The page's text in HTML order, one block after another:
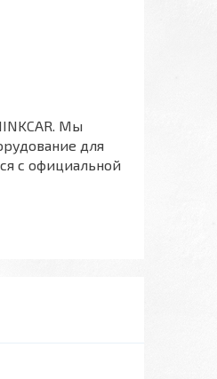
Мы
для
с официальной